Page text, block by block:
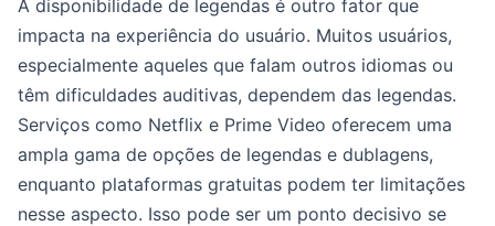
A disponibilidade de legendas é outro fator que
impacta na experiência do usuário. Muitos usuários,
especialmente aqueles que falam outros idiomas ou
têm dificuldades auditivas, dependem das legendas.
Serviços como Netflix e Prime Video oferecem uma
ampla gama de opções de legendas e dublagens,
enquanto plataformas gratuitas podem ter limitações
nesse aspecto. Isso pode ser um ponto decisivo se